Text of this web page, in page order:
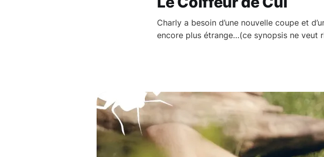
Charly a besoin d’une nouvelle coupe et
encore plus étrange…(ce synopsis ne veut